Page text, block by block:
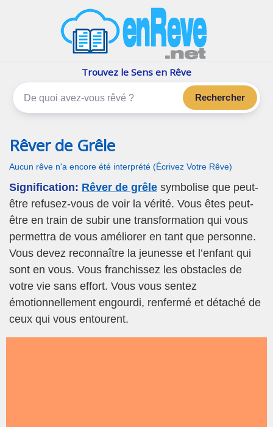
Les rêves, c'est plus que çaTrouvez le Sens en Rêve
Rechercher
Rêver de Grêle
Aucun rêve n'a encore été interprété (Écrivez Votre Rêve)
Signification: Rêver de grêle symbolise que peut-
être refusez-vous de voir la vérité. Vous êtes peut-
être en train de subir une transformation qui vous
permettra de vous améliorer en tant que personne.
Vous devez reconnaître la jeunesse et l’enfant qui
sont en vous. Vous franchissez les obstacles de
votre vie sans effort. Vous vous sentez
émotionnellement engourdi, renfermé et détaché de
ceux qui vous entourent.